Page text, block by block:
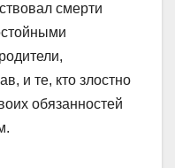
смерти
и те, кто злостно
обязанностей